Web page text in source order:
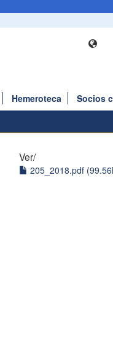
Hemeroteca
Socios
Ver/
205_2018.pdf